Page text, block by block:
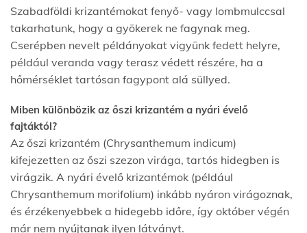
Szabadföldi krizantémokat fenyő- vagy lombmulccsal
takarhatunk, hogy a gyökerek ne fagynak meg.
Cserépben nevelt példányokat vigyünk fedett helyre,
például veranda vagy terasz védett részére, ha a
hőmérséklet tartósan fagypont alá süllyed.
Miben különbözik az őszi krizantém a nyári évelő
fajtáktól?
Az őszi krizantém (Chrysanthemum indicum)
kifejezetten az őszi szezon virága, tartós hidegben is
virágzik. A nyári évelő krizantémok (például
Chrysanthemum morifolium) inkább nyáron virágoznak,
és érzékenyebbek a hidegebb időre, így október végén
már nem nyújtanak ilyen látványt.